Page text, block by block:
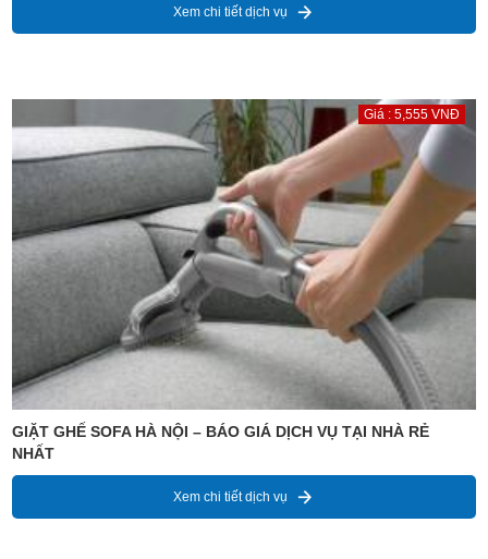
Xem chi tiết dịch vụ
Giá : 5,555 VNĐ
GIẶT GHẾ SOFA HÀ NỘI – BÁO GIÁ DỊCH VỤ TẠI NHÀ RẺ
NHẤT
Xem chi tiết dịch vụ